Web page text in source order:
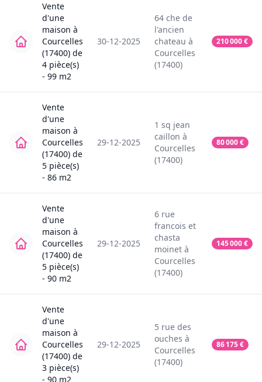
Vente
d'une
maison à
Courcelles
(17400) de
4 pièce(s)
- 99 m2
30-12-2025
64 che de
l'ancien
chateau à
Courcelles
(17400)
210 000€
Vente
d'une
maison à
Courcelles
(17400) de
5 pièce(s)
- 86 m2
29-12-2025
1 sq jean
caillon à
Courcelles
(17400)
80 000€
Vente
d'une
maison à
Courcelles
(17400) de
5 pièce(s)
- 90 m2
29-12-2025
6 rue
francois et
chasta
moinet à
Courcelles
(17400)
145 000€
Vente
d'une
maison à
Courcelles
(17400) de
3 pièce(s)
- 90 m2
29-12-2025
5 rue des
ouches à
Courcelles
(17400)
86 175€